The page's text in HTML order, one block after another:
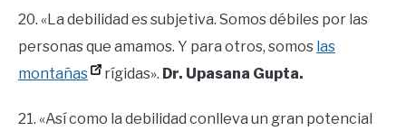
20. «La debilidad es subjetiva. Somos débiles por las
personas que amamos. Y para otros, somos las
montañas
rígidas». Dr. Upasana Gupta.
21. «Así como la debilidad conlleva un gran potencial